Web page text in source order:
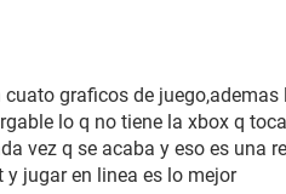
graficos de juego,ademas
lo q no tiene la xbox q
vez q se acaba y eso es una
jugar en linea es lo mejor